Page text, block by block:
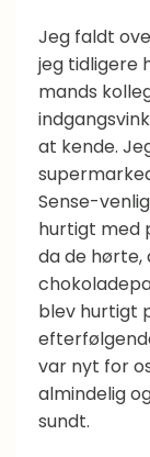
Jeg faldt
jeg tidligere
mands
at kende.
Sense-
hurtigt med
da de hørte,
blev hurtigt
var nyt for
almindelig
sundt.